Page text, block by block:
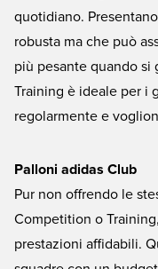
quotidiano.
robusta ma che può
più pesante quando si
Training è ideale per i
regolarmente e
Palloni adidas Club
Pur non offrendo le
Competition o
prestazioni affidabili.